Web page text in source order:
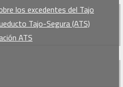
los excedentes del Tajo
Tajo-Segura (ATS)
ATS